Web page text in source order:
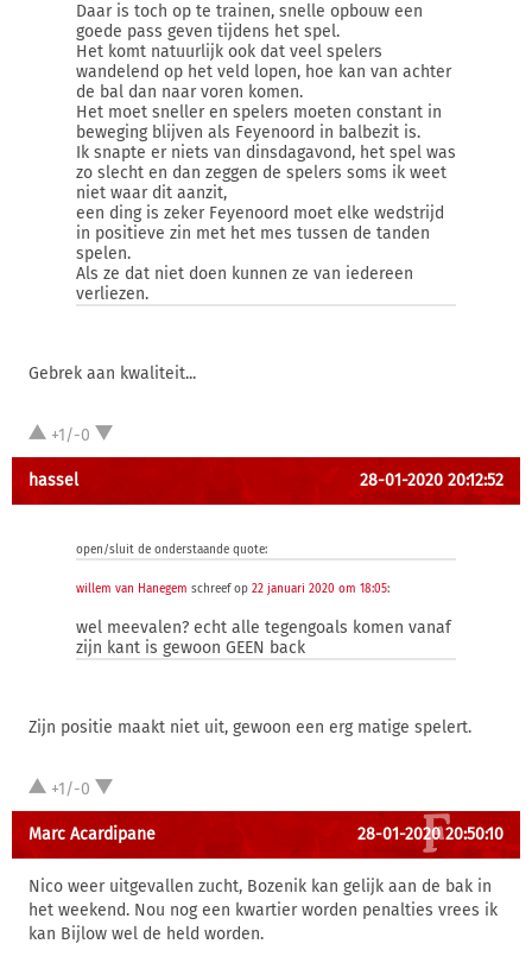
Daar is toch op te trainen, snelle opbouw een
goede pass geven tijdens het spel.
Het komt natuurlijk ook dat veel spelers
wandelend op het veld lopen, hoe kan van achter
de bal dan naar voren komen.
Het moet sneller en spelers moeten constant in
beweging blijven als Feyenoord in balbezit is.
Ik snapte er niets van dinsdagavond, het spel was
zo slecht en dan zeggen de spelers soms ik weet
niet waar dit aanzit,
een ding is zeker Feyenoord moet elke wedstrijd
in positieve zin met het mes tussen de tanden
spelen.
Als ze dat niet doen kunnen ze van iedereen
verliezen.
Gebrek aan kwaliteit...
+1/-0
hassel 28-01-2020 20:12:52
open/sluit de onderstaande quote:
willem van Hanegem schreef op 22 januari 2020 om 18:05:
wel meevalen? echt alle tegengoals komen vanaf
zijn kant is gewoon GEEN back
Zijn positie maakt niet uit, gewoon een erg matige spelert.
+1/-0
Marc Acardipane 28-01-2020 20:50:10
Nico weer uitgevallen zucht, Bozenik kan gelijk aan de bak in
het weekend. Nou nog een kwartier worden penalties vrees ik
kan Bijlow wel de held worden.